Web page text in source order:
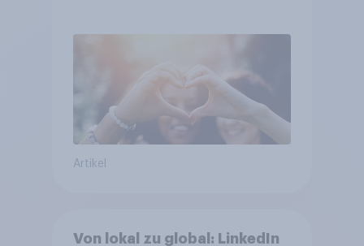
Artikel
Von lokal zu global: LinkedIn